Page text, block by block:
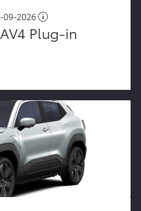
09-2026
Plug-in